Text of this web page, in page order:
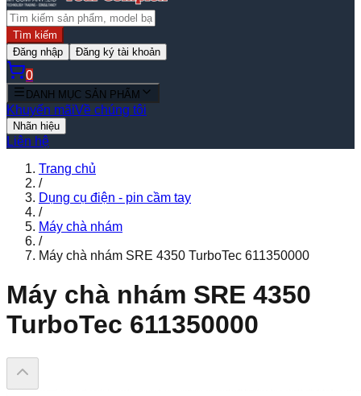
Tìm kiếm
Đăng nhập
Đăng ký tài khoản
0
DANH MỤC SẢN PHẨM
Khuyến mãiVề chúng tôi
Nhãn hiệu
Liên hệ
Trang chủ
/
Dụng cụ điện - pin cầm tay
/
Máy chà nhám
/
Máy chà nhám SRE 4350 TurboTec 611350000
Máy chà nhám SRE 4350
TurboTec 611350000